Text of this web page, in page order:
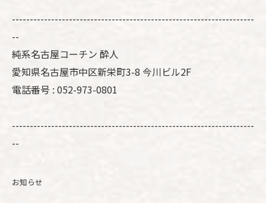
--------------------------------------------------------------------
--
純系名古屋コーチン 酔人
愛知県名古屋市中区新栄町3-8 今川ビル2F
電話番号 : 052-973-0801
--------------------------------------------------------------------
--
お知らせ